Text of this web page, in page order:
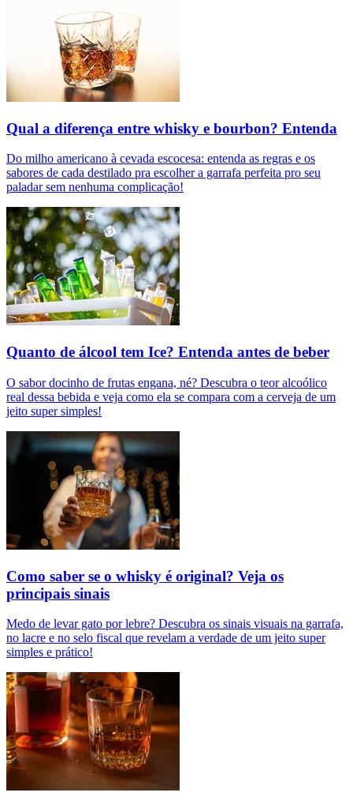
Qual a diferença entre whisky e bourbon? Entenda
Do milho americano à cevada escocesa: entenda as regras e os
sabores de cada destilado pra escolher a garrafa perfeita pro seu
paladar sem nenhuma complicação!
Quanto de álcool tem Ice? Entenda antes de beber
O sabor docinho de frutas engana, né? Descubra o teor alcoólico
real dessa bebida e veja como ela se compara com a cerveja de um
jeito super simples!
Como saber se o whisky é original? Veja os
principais sinais
Medo de levar gato por lebre? Descubra os sinais visuais na garrafa,
no lacre e no selo fiscal que revelam a verdade de um jeito super
simples e prático!